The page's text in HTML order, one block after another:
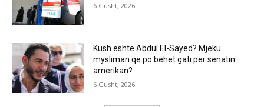
6 Gusht, 2026
Kush është Abdul El-Sayed? Mjeku
mysliman që po bëhet gati për senatin
amerikan?
6 Gusht, 2026